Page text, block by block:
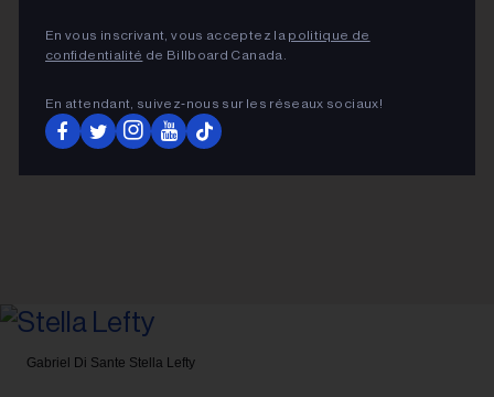
En vous inscrivant, vous acceptez la politique de
confidentialité de Billboard Canada.
En attendant, suivez‑nous sur les réseaux sociaux!
Gabriel Di Sante Stella Lefty